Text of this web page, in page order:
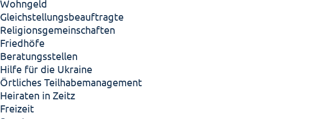
Wohngeld
Gleichstellungsbeauftragte
Religionsgemeinschaften
Friedhöfe
Beratungsstellen
Hilfe für die Ukraine
Örtliches Teilhabemanagement
Heiraten in Zeitz
Freizeit